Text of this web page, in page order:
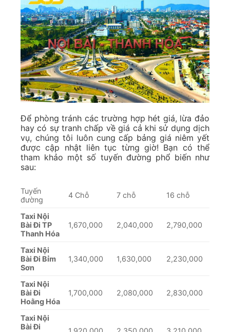
Để phòng tránh các trường hợp hét giá, lừa đảo
hay có sự tranh chấp về giá cả khi sử dụng dịch
vụ, chúng tôi luôn cung cấp bảng giá niêm yết
được cập nhật liên tục từng giờ! Bạn có thể
tham khảo một số tuyến đường phổ biến như
sau:
Tuyến
đường
4 Chỗ 7 chỗ 16 chỗ
Taxi Nội
Bài Đi TP
Thanh Hóa
1,670,000 2,040,000 2,790,000
Taxi Nội
Bài Đi Bỉm
Sơn
1,340,000 1,630,000 2,230,000
Taxi Nội
Bài Đi
Hoằng Hóa
1,700,000 2,080,000 2,830,000
Taxi Nội
Bài Đi